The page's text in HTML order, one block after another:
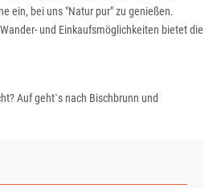
ein, bei uns "Natur pur" zu genießen.
und Einkaufsmöglichkeiten bietet die
Auf geht`s nach Bischbrunn und